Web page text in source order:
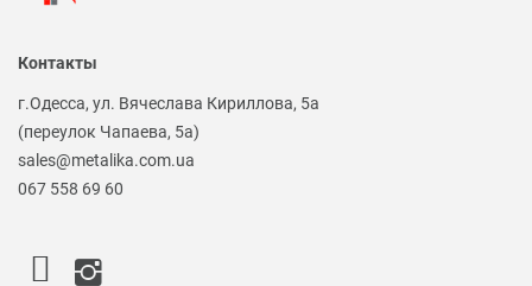
Контакты
г.Одесса, ул. Вячеслава Кириллова, 5а
(переулок Чапаева, 5а)
sales@metalika.com.ua
067 558 69 60